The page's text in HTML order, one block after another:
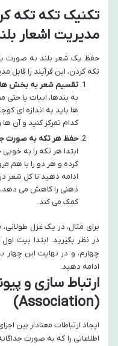
مدیریت اشعار
حفظ یک شعر بلند به صورت
تکه کردن، این فرآیند را قابل
تقسیم شعر به بخش
به بندها، ابیات یا
ها باید به اندازه ای
کدام تمرکز کنید و آن ها
حفظ هر تکه به صورت
ابتدا هر تکه را به
کرده و هر دو را با هم
ادامه دهید تا کل شعر
ذهنی را کاهش می دهد،
کمک می کند.
برای مثال، در یک غزل
در نظر بگیرید. ابتدا بیت
چهارم، و در نهایت این چهار
ادامه دهید.
ارتباط سازی و
(Association)
ایجاد ارتباطات معنادار بین
اطلاعاتی را که به صورت